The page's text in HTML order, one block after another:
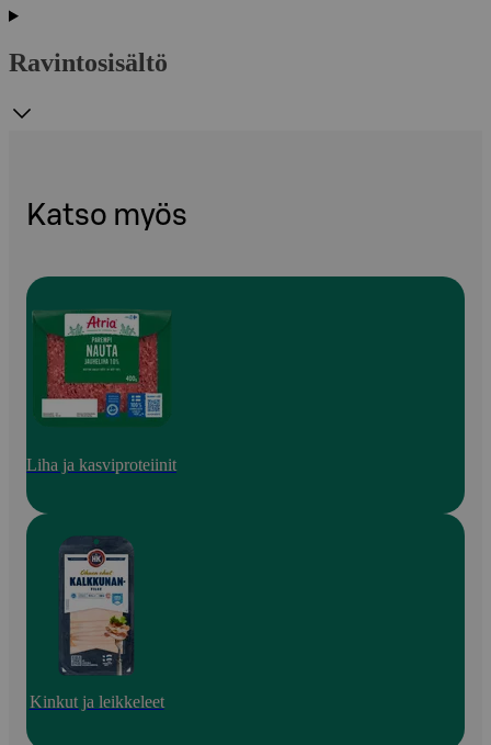
Ravintosisältö
Katso myös
Liha ja kasviproteiinit
Kinkut ja leikkeleet